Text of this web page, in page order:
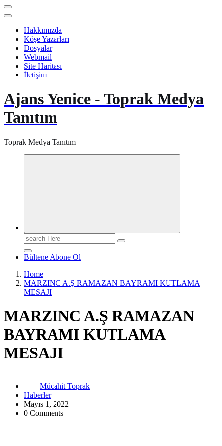
Hakkımızda
Köşe Yazarları
Dosyalar
Webmail
Site Haritası
İletişim
Ajans Yenice - Toprak Medya
Tanıtım
Toprak Medya Tanıtım
Search
for:
Bültene Abone Ol
Home
MARZINC A.Ş RAMAZAN BAYRAMI KUTLAMA
MESAJI
MARZINC A.Ş RAMAZAN
BAYRAMI KUTLAMA
MESAJI
Mücahit Toprak
Haberler
Mayıs 1, 2022
0 Comments